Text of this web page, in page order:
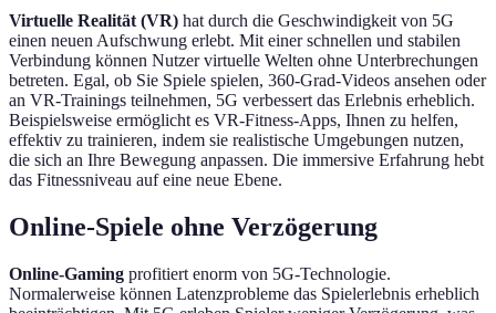
Virtuelle Realität (VR) hat durch die Geschwindigkeit von 5G
einen neuen Aufschwung erlebt. Mit einer schnellen und stabilen
Verbindung können Nutzer virtuelle Welten ohne Unterbrechungen
betreten. Egal, ob Sie Spiele spielen, 360-Grad-Videos ansehen oder
an VR-Trainings teilnehmen, 5G verbessert das Erlebnis erheblich.
Beispielsweise ermöglicht es VR-Fitness-Apps, Ihnen zu helfen,
effektiv zu trainieren, indem sie realistische Umgebungen nutzen,
die sich an Ihre Bewegung anpassen. Die immersive Erfahrung hebt
das Fitnessniveau auf eine neue Ebene.
Online-Spiele ohne Verzögerung
Online-Gaming profitiert enorm von 5G-Technologie.
Normalerweise können Latenzprobleme das Spielerlebnis erheblich